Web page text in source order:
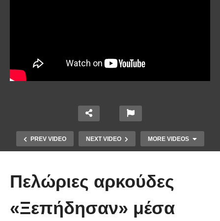
PREV VIDEO NEXT VIDEO MORE VIDEOS
Πελώριες αρκούδες
«Ξεπήδησαν» μέσα